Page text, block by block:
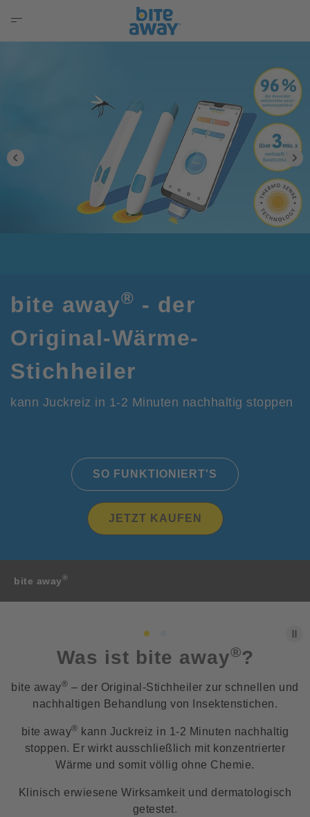
bite away® - der
Original-Wärme-
Stichheiler
kann Juckreiz in 1-2 Minuten nachhaltig stoppen
SO FUNKTIONIERT'S
JETZT KAUFEN
bite away®
Was ist bite away®?
bite away® – der Original-Stichheiler zur schnellen und
nachhaltigen Behandlung von Insektenstichen.
bite away® kann Juckreiz in 1-2 Minuten nachhaltig
stoppen. Er wirkt ausschließlich mit konzentrierter
Wärme und somit völlig ohne Chemie.
Klinisch erwiesene Wirksamkeit und dermatologisch
getestet.